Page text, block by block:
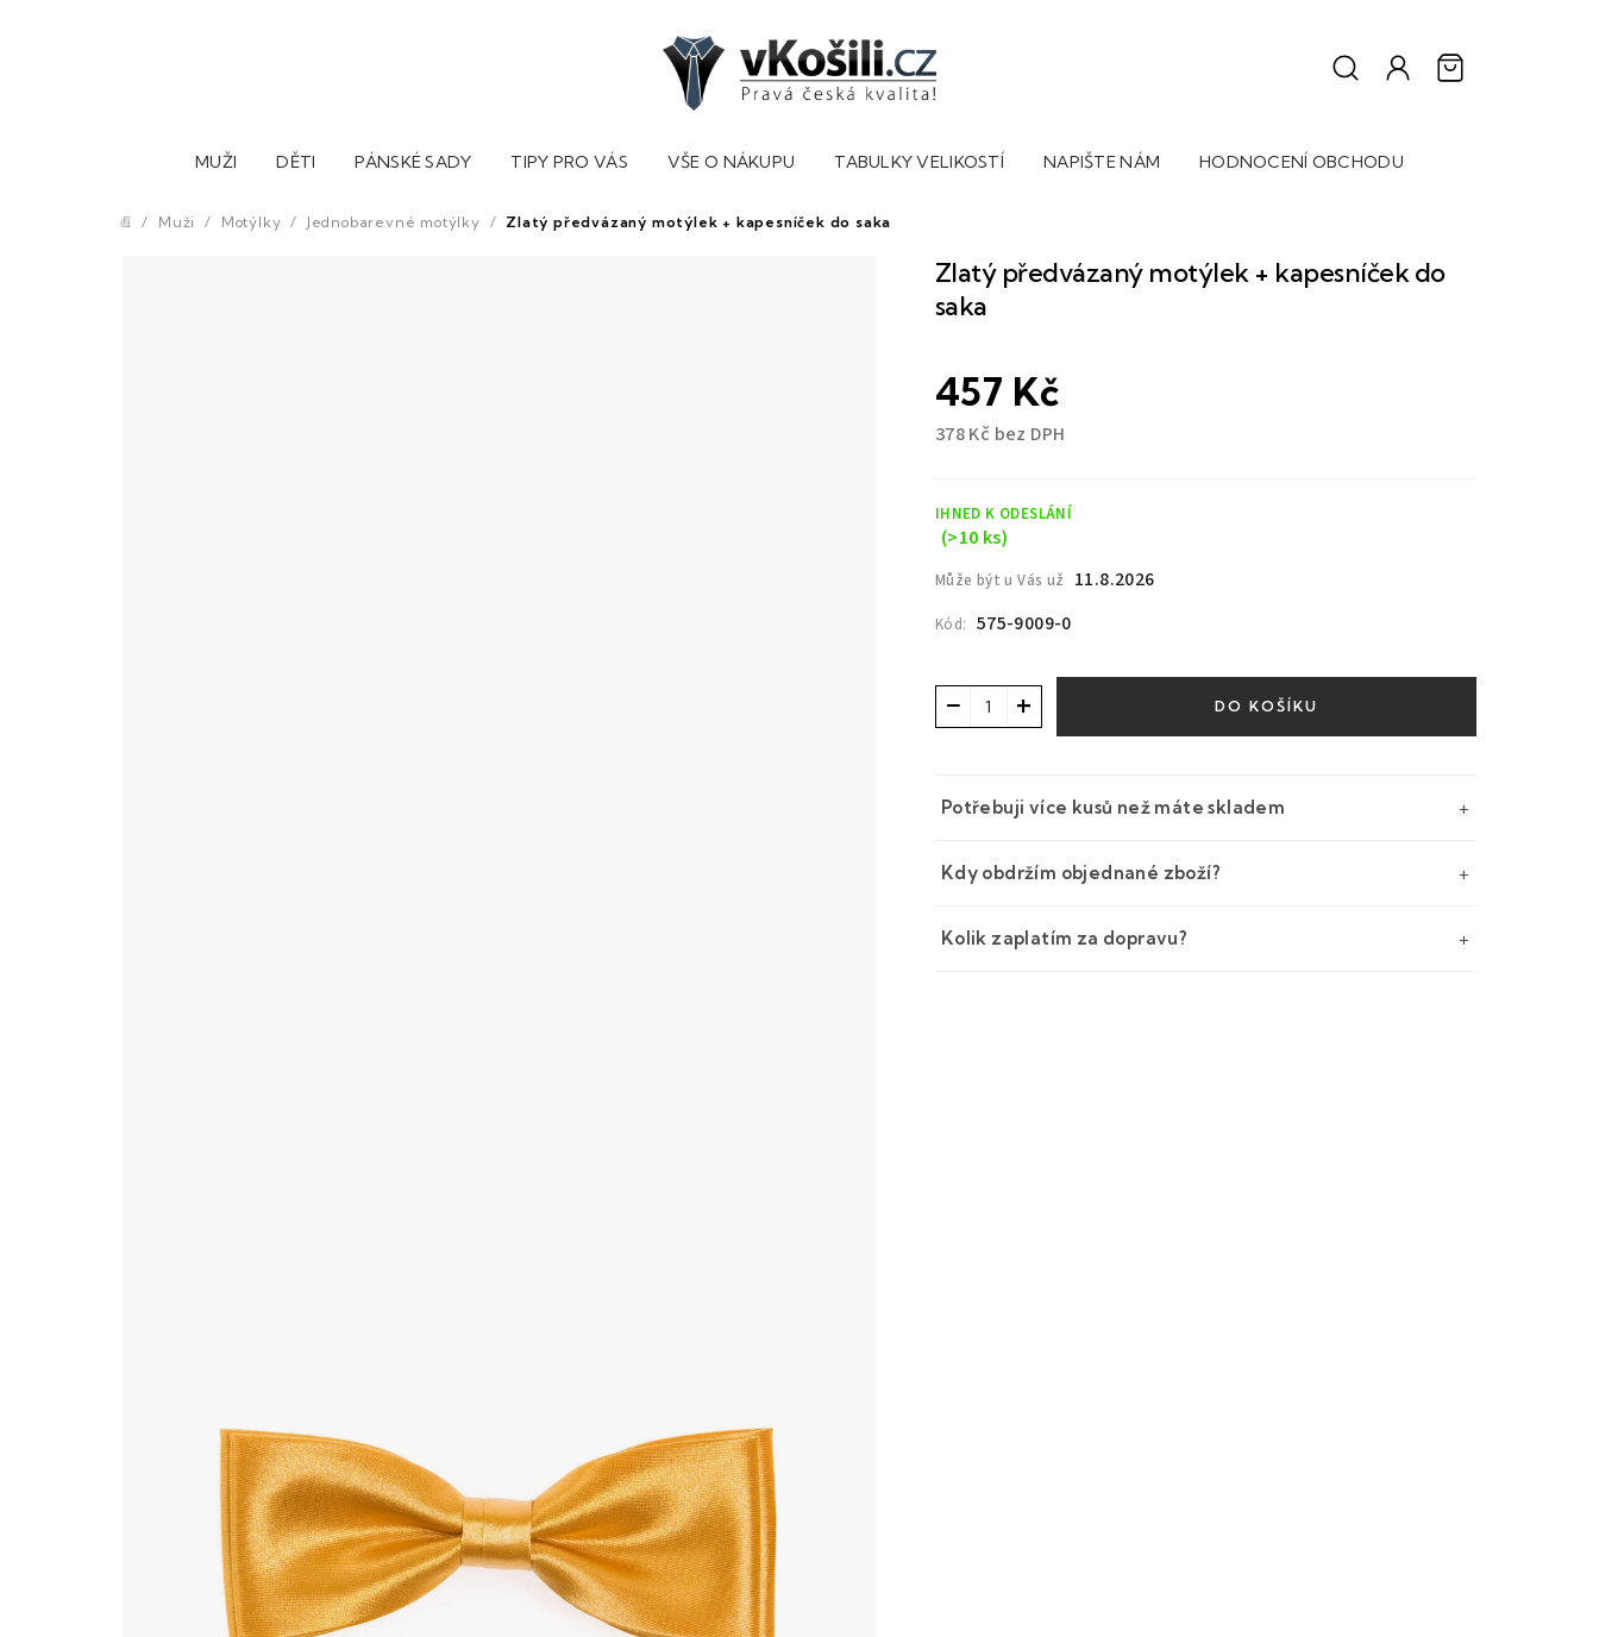
MUŽI DĚTI PÁNSKÉ SADY TIPY PRO VÁS VŠE O NÁKUPU TABULKY VELIKOSTÍ NAPIŠTE NÁM HODNOCENÍ OBCHODU
Domů
/ Muži / Motýlky / Jednobarevné motýlky / Zlatý předvázaný motýlek + kapesníček do saka
Zlatý předvázaný motýlek + kapesníček do
saka
457 Kč
378 Kč bez DPH
IHNED K ODESLÁNÍ
(>10 ks)
Může být u Vás už 11.8.2026
Kód: 575-9009-0
+
− DO KOŠÍKU
Potřebuji více kusů než máte skladem
Kdy obdržím objednané zboží?
Kolik zaplatím za dopravu?